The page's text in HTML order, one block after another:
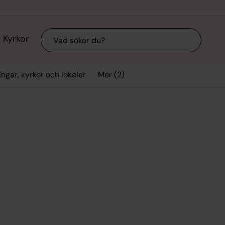
Kyrkor Sök
kyrkor och lokaler Mer (2)